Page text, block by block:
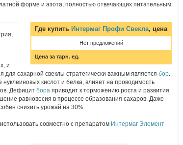
форме и азота, полностью отвечающих питательным
Где купить Интермаг Профи Свекла, цена
Нет предложений
Цена за тарн. ед.
и
для сахарной свеклы стратегически важным является бор.
кислот и белка, влияет на проводимость
Дефицит бора приводит к торможению роста и развития
равновесия в процессе образования сахаров. Даже
снизить урожай на 30%.
совместно с препаратом Интермаг Элемент